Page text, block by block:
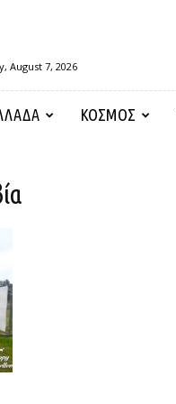
August 7, 2026
ΚΟΣΜΟΣ